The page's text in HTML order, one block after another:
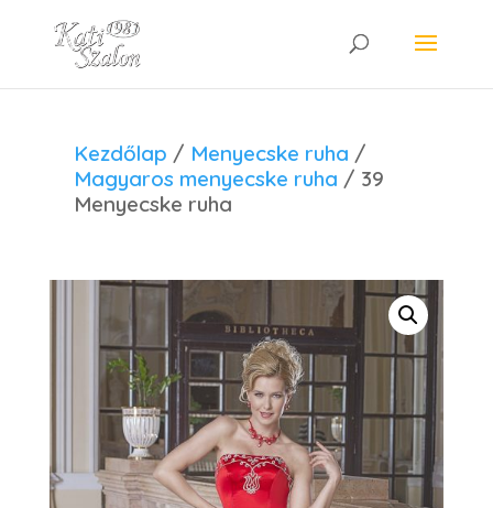
Kezdőlap / Menyecske ruha /
Magyaros menyecske ruha / 39
Menyecske ruha